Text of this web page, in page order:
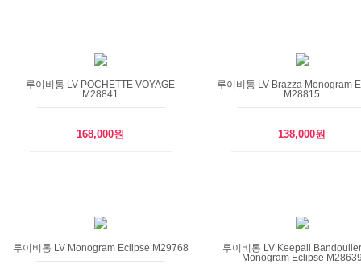
루이비통 LV POCHETTE VOYAGE
M28841
168,000원
루이비통 LV Brazza Monogram
M28815
138,000원
루이비통 LV Monogram Eclipse M29768
루이비통 LV Keepall
Monogram Eclipse